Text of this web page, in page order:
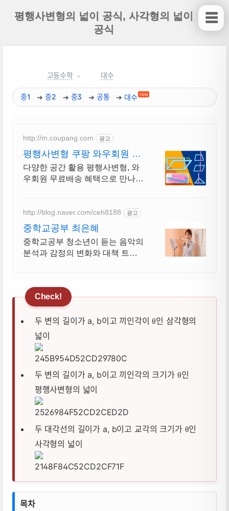
평행사변형의 넓이 공식, 사각형의 넓이
공식
고등수학 대수
중1 중2 중3 공통 대수 now
http://m.coupang.com 광고
평행사변형 쿠팡 와우회원 30
일 무료반품
다양한 공간 활용 평행사변형, 와
우회원 무료배송 혜택으로 만나보
http://blog.naver.com/ceh8188 광고
중학교공부 최은혜
중학교공부 청소년이 듣는 음악의
분석과 감정의 변화와 대책 트럼
두 변의 길이가 a, b이고 끼인각이θ인 삼각형의
넓이
두 변의 길이가 a, b이고 끼인각의 크기가 θ인
평행사변형의 넓이
두 대각선의 길이가 a, b이고 교각의 크기가 θ인
사각형의 넓이
평행사변형의 넓이 공식, 사각형의 넓
목차
☰